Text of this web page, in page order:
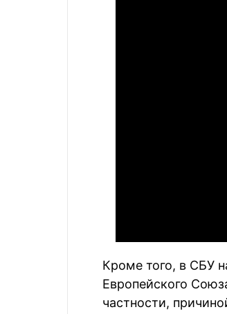
Кроме того, в СБУ
Европейского
частности,